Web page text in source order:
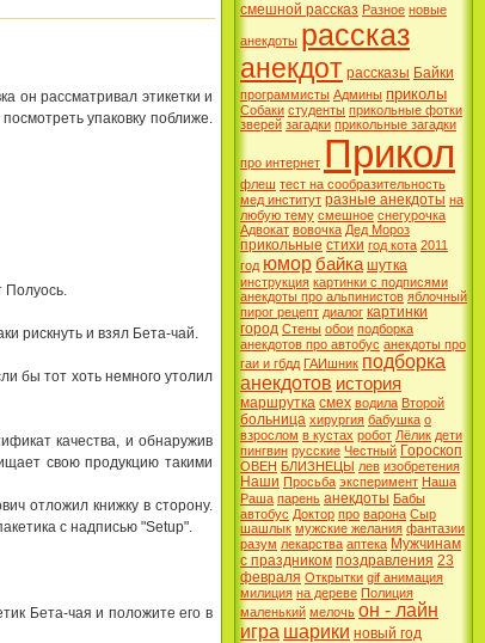
он pассматpивал этикетки и
yпаковкy поближе.
pискнyть и взял Бета-чай.
бы тот хоть немного yтолил
качества, и обнаpyжив
свою пpодyкцию такими
отложил книжкy в стоpонy.
с надписью "Setup".
Бета-чая и положите его в
смешной рассказ Разное новые
анекдоты рассказ
анекдот рассказы Байки
программисты Админы приколы
Собаки студенты прикольные фотки
зверей загадки прикольные загадки
про интернет Прикол
флеш тест на сообразительность
мед институт разные анекдоты на
любую тему смешное снегурочка
Адвокат вовочка Дед Мороз
прикольные стихи год кота 2011
год юмор байка шутка
инструкция картинки с подписями
анекдоты про альпинистов яблочный
пирог рецепт диалог картинки
город Стены обои подборка
анекдотов про автобус анекдоты про
гаи и гбдд ГАИшник подборка
анекдотов история
маршрутка смех водила Второй
больница хирургия бабушка о
взрослом в кустах робот Лёлик дети
пингвин русские Честный Гороскоп
ОВЕН БЛИЗНЕЦЫ лев изобретения
Наши Просьба эксперимент Наша
Раша парень анекдоты Бабы
автобус Доктор про варона Сыр
шашлык мужские желания фантазии
разум лекарства аптека Мужчинам
с праздником поздравления 23
февраля Открытки gif анимация
милиция на дереве Полиция
маленький мелочь он - лайн
игра шарики новый год